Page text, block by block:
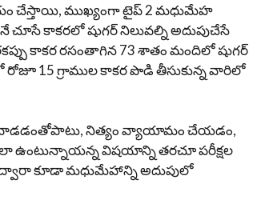
చేస్తాయి, ముఖ్యంగా టైప్ 2 మధుమేహ
చూసే కాకరలో షుగర్‌ నిలువల్ని అదుపుచేసే
కాకర రసంతాగిన 73 శాతం మందిలో షుగర్‌
15 గ్రాముల కాకర పొడి తీసుకున్న వారిలో
వాడడంతోపాటు, నిత్యం వ్యాయామం చేయడం,
ఎలా ఉంటున్నాయన్న విషయాన్ని తరచూ పరీక్షల
ద్వారా కూడా మధుమేహాన్ని అదుపులో